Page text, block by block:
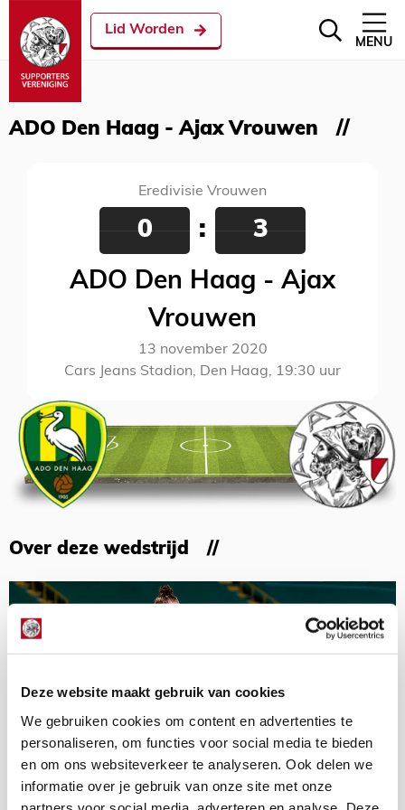
Deze website maakt gebruik van cookies
We gebruiken cookies om content en advertenties te
personaliseren, om functies voor social media te bieden
en om ons websiteverkeer te analyseren. Ook delen we
informatie over je gebruik van onze site met onze
Lid Worden
MENU
ADO Den Haag - Ajax Vrouwen
Eredivisie Vrouwen
0 : 3
ADO Den Haag - Ajax
Vrouwen
13 november 2020
Cars Jeans Stadion, Den Haag, 19:30 uur
Over deze wedstrijd